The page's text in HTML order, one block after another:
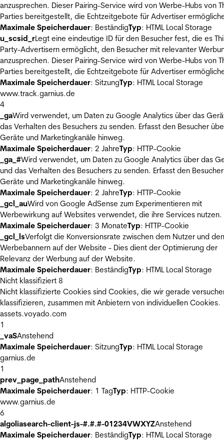
anzusprechen. Dieser Pairing-Service wird von Werbe-Hubs von
Parties bereitgestellt, die Echtzeitgebote für Advertiser
Maximale Speicherdauer: BeständigTyp: HTML Local Storage
u_scsid_rLegt eine eindeutige ID für den Besucher fest, die es
Party-Advertisern ermöglicht, den Besucher mit relevanter
anzusprechen. Dieser Pairing-Service wird von Werbe-Hubs von
Parties bereitgestellt, die Echtzeitgebote für Advertiser
Maximale Speicherdauer: SitzungTyp: HTML Local Storage
www.track.garnius.de
4
_gaWird verwendet, um Daten zu Google Analytics über das
das Verhalten des Besuchers zu senden. Erfasst den Besucher
Geräte und Marketingkanäle hinweg.
Maximale Speicherdauer: 2 JahreTyp: HTTP-Cookie
_ga_#Wird verwendet, um Daten zu Google Analytics über das
und das Verhalten des Besuchers zu senden. Erfasst den
Geräte und Marketingkanäle hinweg.
Maximale Speicherdauer: 2 JahreTyp: HTTP-Cookie
_gcl_auWird von Google AdSense zum Experimentieren mit
Werbewirkung auf Websites verwendet, die ihre Services nutzen.
Maximale Speicherdauer: 3 MonateTyp: HTTP-Cookie
_gcl_lsVerfolgt die Konversionsrate zwischen dem Nutzer und den
Werbebannern auf der Website - Dies dient der Optimierung der
Relevanz der Werbung auf der Website.
Maximale Speicherdauer: BeständigTyp: HTML Local Storage
Nicht klassifiziert 8
Nicht klassifizierte Cookies sind Cookies, die wir gerade
klassifizieren, zusammen mit Anbietern von individuellen Cookies.
assets.voyado.com
1
_vaSAnstehend
Maximale Speicherdauer: SitzungTyp: HTML Local Storage
garnius.de
1
prev_page_pathAnstehend
Maximale Speicherdauer: 1 TagTyp: HTTP-Cookie
www.garnius.de
6
algoliasearch-client-js-#.#.#-01234VWXYZAnstehend
Maximale Speicherdauer: BeständigTyp: HTML Local Storage